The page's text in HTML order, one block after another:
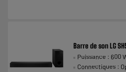
Barre de son LG
Puissance : 600
Connectiques :